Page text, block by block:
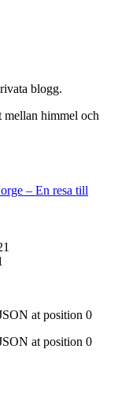
blogg.
himmel och
– En resa till
at position 0
at position 0